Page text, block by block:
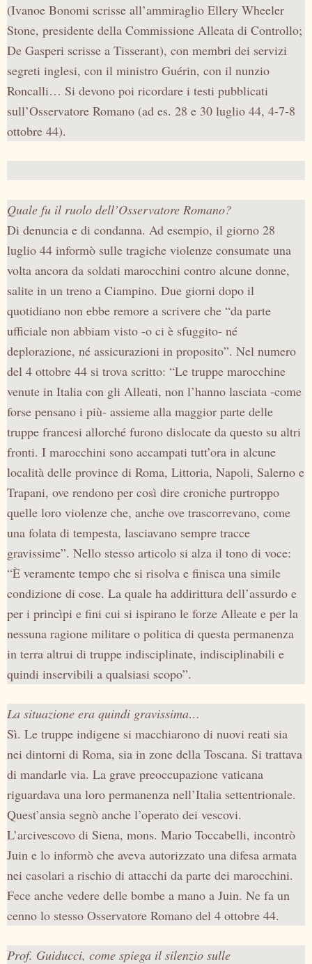
(Ivanoe Bonomi scrisse all’ammiraglio Ellery Wheeler
Stone, presidente della Commissione Alleata di Controllo;
De Gasperi scrisse a Tisserant), con membri dei servizi
segreti inglesi, con il ministro Guérin, con il nunzio
Roncalli… Si devono poi ricordare i testi pubblicati
sull’Osservatore Romano (ad es. 28 e 30 luglio 44, 4-7-8
ottobre 44).
Quale fu il ruolo dell’Osservatore Romano?
Di denuncia e di condanna. Ad esempio, il giorno 28
luglio 44 informò sulle tragiche violenze consumate una
volta ancora da soldati marocchini contro alcune donne,
salite in un treno a Ciampino. Due giorni dopo il
quotidiano non ebbe remore a scrivere che “da parte
ufficiale non abbiam visto -o ci è sfuggito- né
deplorazione, né assicurazioni in proposito”. Nel numero
del 4 ottobre 44 si trova scritto: “Le truppe marocchine
venute in Italia con gli Alleati, non l’hanno lasciata -come
forse pensano i più- assieme alla maggior parte delle
truppe francesi allorché furono dislocate da questo su altri
fronti. I marocchini sono accampati tutt’ora in alcune
località delle province di Roma, Littoria, Napoli, Salerno e
Trapani, ove rendono per così dire croniche purtroppo
quelle loro violenze che, anche ove trascorrevano, come
una folata di tempesta, lasciavano sempre tracce
gravissime”. Nello stesso articolo si alza il tono di voce:
“È veramente tempo che si risolva e finisca una simile
condizione di cose. La quale ha addirittura dell’assurdo e
per i princìpi e fini cui si ispirano le forze Alleate e per la
nessuna ragione militare o politica di questa permanenza
in terra altrui di truppe indisciplinate, indisciplinabili e
quindi inservibili a qualsiasi scopo”.
La situazione era quindi gravissima…
Sì. Le truppe indigene si macchiarono di nuovi reati sia
nei dintorni di Roma, sia in zone della Toscana. Si trattava
di mandarle via. La grave preoccupazione vaticana
riguardava una loro permanenza nell’Italia settentrionale.
Quest’ansia segnò anche l’operato dei vescovi.
L’arcivescovo di Siena, mons. Mario Toccabelli, incontrò
Juin e lo informò che aveva autorizzato una difesa armata
nei casolari a rischio di attacchi da parte dei marocchini.
Fece anche vedere delle bombe a mano a Juin. Ne fa un
cenno lo stesso Osservatore Romano del 4 ottobre 44.
Prof. Guiducci, come spiega il silenzio sulle